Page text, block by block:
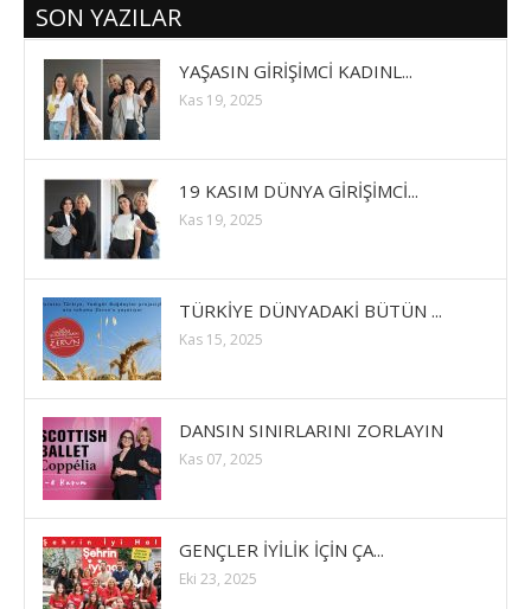
SON YAZILAR
YAŞASIN GİRİŞİMCİ KADINL...
Kas 19, 2025
19 KASIM DÜNYA GİRİŞİMCİ...
Kas 19, 2025
TÜRKİYE DÜNYADAKİ BÜTÜN ...
Kas 15, 2025
DANSIN SINIRLARINI ZORLAYIN
Kas 07, 2025
GENÇLER İYİLİK İÇİN ÇA...
Eki 23, 2025